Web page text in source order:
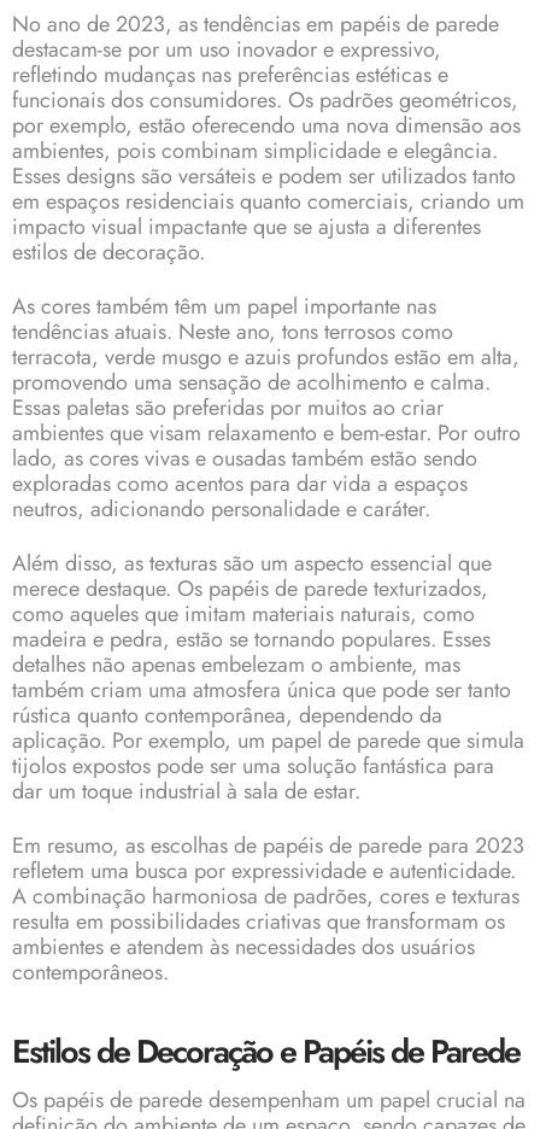
No ano de 2023, as tendências em papéis de parede
destacam-se por um uso inovador e expressivo,
refletindo mudanças nas preferências estéticas e
funcionais dos consumidores. Os padrões geométricos,
por exemplo, estão oferecendo uma nova dimensão aos
ambientes, pois combinam simplicidade e elegância.
Esses designs são versáteis e podem ser utilizados tanto
em espaços residenciais quanto comerciais, criando um
impacto visual impactante que se ajusta a diferentes
estilos de decoração.
As cores também têm um papel importante nas
tendências atuais. Neste ano, tons terrosos como
terracota, verde musgo e azuis profundos estão em alta,
promovendo uma sensação de acolhimento e calma.
Essas paletas são preferidas por muitos ao criar
ambientes que visam relaxamento e bem-estar. Por outro
lado, as cores vivas e ousadas também estão sendo
exploradas como acentos para dar vida a espaços
neutros, adicionando personalidade e caráter.
Além disso, as texturas são um aspecto essencial que
merece destaque. Os papéis de parede texturizados,
como aqueles que imitam materiais naturais, como
madeira e pedra, estão se tornando populares. Esses
detalhes não apenas embelezam o ambiente, mas
também criam uma atmosfera única que pode ser tanto
rústica quanto contemporânea, dependendo da
aplicação. Por exemplo, um papel de parede que simula
tijolos expostos pode ser uma solução fantástica para
dar um toque industrial à sala de estar.
Em resumo, as escolhas de papéis de parede para 2023
refletem uma busca por expressividade e autenticidade.
A combinação harmoniosa de padrões, cores e texturas
resulta em possibilidades criativas que transformam os
ambientes e atendem às necessidades dos usuários
contemporâneos.
Estilos de Decoração e Papéis de Parede
Os papéis de parede desempenham um papel crucial na